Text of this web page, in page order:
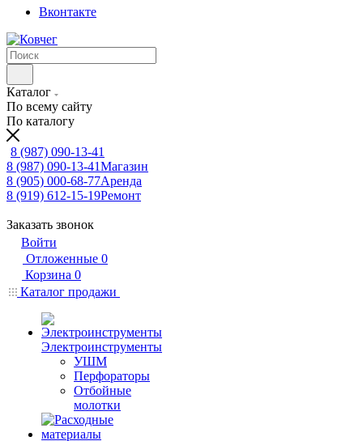
Вконтакте
Каталог
По всему сайту
По каталогу
8 (987) 090-13-41
8 (987) 090-13-41Магазин
8 (905) 000-68-77Аренда
8 (919) 612-15-19Ремонт
Заказать звонок
Войти
Отложенные 0
Корзина 0
Каталог продажи
Электроинструменты
УШМ
Перфораторы
Отбойные
молотки